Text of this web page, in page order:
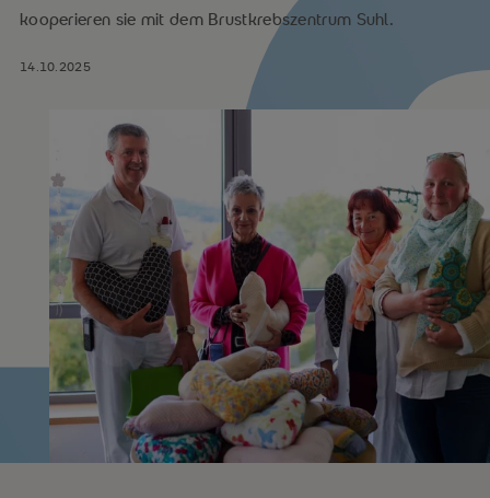
kooperieren sie mit dem Brustkrebszentrum Suhl.
14.10.2025